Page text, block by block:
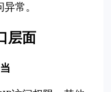
常。
层面